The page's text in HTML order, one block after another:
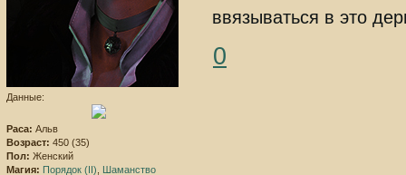
Данные:
Раса: Альв
Возраст: 450 (35)
Пол: Женский
Магия: Порядок (II) Шаманство
ввязываться в это
0